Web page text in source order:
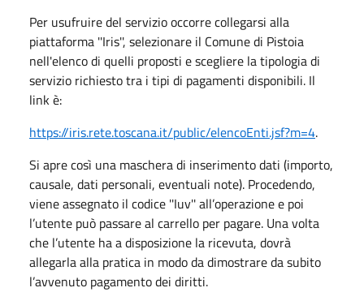
Per usufruire del servizio occorre collegarsi alla
piattaforma ''Iris'', selezionare il Comune di Pistoia
nell'elenco di quelli proposti e scegliere la tipologia di
servizio richiesto tra i tipi di pagamenti disponibili. Il
link è:
https://iris.rete.toscana.it/public/elencoEnti.jsf?m=4.
Si apre così una maschera di inserimento dati (importo,
causale, dati personali, eventuali note). Procedendo,
viene assegnato il codice ''Iuv'' all’operazione e poi
l’utente può passare al carrello per pagare. Una volta
che l’utente ha a disposizione la ricevuta, dovrà
allegarla alla pratica in modo da dimostrare da subito
l’avvenuto pagamento dei diritti.